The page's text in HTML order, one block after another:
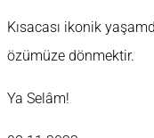
Kısacası ikonik
özümüze dönmektir.
Ya Selâm!